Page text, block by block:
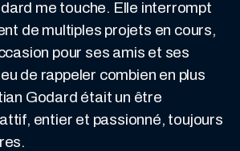
me touche. Elle interrompt
de multiples projets en cours,
pour ses amis et ses
de rappeler combien en plus
Godard était un être
entier et passionné, toujours